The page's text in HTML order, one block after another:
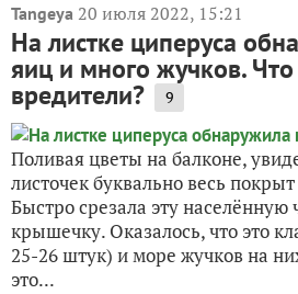
Tangeya 20 июля 2022, 15:21
На листке циперуса
яиц и много жучков. Что
вредители? 9
Поливая цветы на балконе,
листочек буквально весь
Быстро срезала эту населённую
крышечку. Оказалось, что это
25-26 штук) и море жучков на
это...